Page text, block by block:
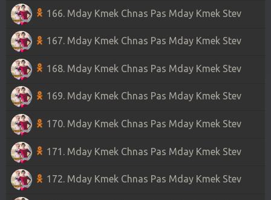
166. Mday Kmek Chnas Pas Mday Kmek Stev
167. Mday Kmek Chnas Pas Mday Kmek Stev
168. Mday Kmek Chnas Pas Mday Kmek Stev
169. Mday Kmek Chnas Pas Mday Kmek Stev
170. Mday Kmek Chnas Pas Mday Kmek Stev
171. Mday Kmek Chnas Pas Mday Kmek Stev
172. Mday Kmek Chnas Pas Mday Kmek Stev